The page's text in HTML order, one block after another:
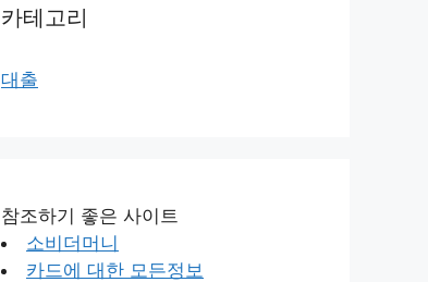
카테고리
대출
참조하기 좋은 사이트
소비더머니
카드에 대한 모든정보